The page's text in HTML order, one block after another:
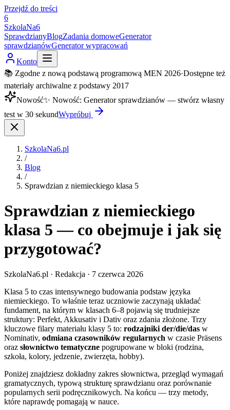
Przejdź do treści
6
SzkolaNa6
SprawdzianyBlogZadania domoweGenerator
sprawdzianówGenerator wypracowań
Konto
📚 Zgodne z nową podstawą programową MEN 2026·Dostępne też
materiały archiwalne z podstawy 2017
Nowość✨ Nowość: Generator sprawdzianów — stwórz własny
test w 30 sekundWypróbuj
SzkolaNa6.pl
/
Blog
/
Sprawdzian z niemieckiego klasa 5
Sprawdzian z niemieckiego
klasa 5 — co obejmuje i jak się
przygotować?
SzkolaNa6.pl · Redakcja · 7 czerwca 2026
Klasa 5 to czas intensywnego budowania podstaw języka
niemieckiego. To właśnie teraz uczniowie zaczynają układać
fundament, na którym w klasach 6–8 pojawią się trudniejsze
struktury: Perfekt, Akkusativ i Dativ oraz zdania złożone. Trzy
kluczowe filary materiału klasy 5 to: rodzajniki der/die/das w
Nominativ, odmiana czasowników regularnych w czasie Präsens
oraz słownictwo tematyczne pogrupowane w bloki (rodzina,
szkoła, kolory, jedzenie, zwierzęta, hobby).
Poniżej znajdziesz dokładny zakres słownictwa, przegląd wymagań
gramatycznych, typową strukturę sprawdzianu oraz porównanie
popularnych serii podręcznikowych. Na końcu — trzy metody,
które naprawdę pomagają w nauce.